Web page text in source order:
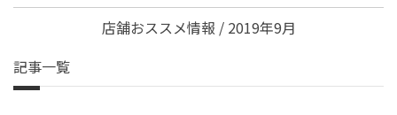
店舗おススメ情報 / 2019年9月
記事一覧